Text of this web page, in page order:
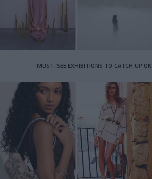
MUST-SEE EXHIBITIONS TO CATCH UP